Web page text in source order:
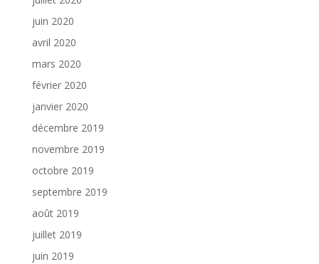
juin 2020
avril 2020
mars 2020
février 2020
janvier 2020
décembre 2019
novembre 2019
octobre 2019
septembre 2019
août 2019
juillet 2019
juin 2019